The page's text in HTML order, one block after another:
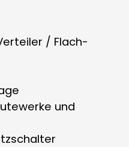
/ Flach-
und